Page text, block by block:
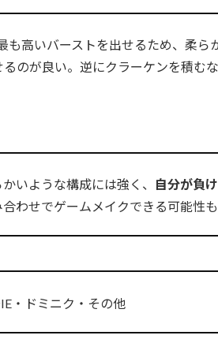
も高いバーストを出せるため、柔ら
のが良い。逆にクラーケンを積む
いような構成には強く、 自分が負
わせでゲームメイクできる可能性も
・ドミニク・その他